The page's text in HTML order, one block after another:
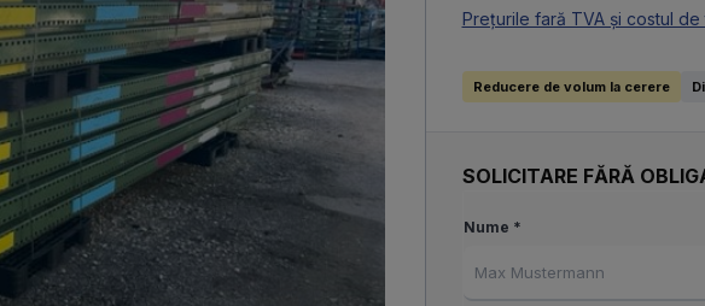
Prețurile fară TVA și costul de
Reducere de volum la cerere
SOLICITARE FĂRĂ
Nume *